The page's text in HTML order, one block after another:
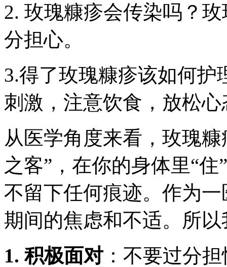
2. 玫瑰糠疹会传染吗？
分担心。
3.得了玫瑰糠疹该如何
刺激，注意饮食，放松
从医学角度来看，玫瑰
之客”，在你的身体里“
不留下任何痕迹。作为
期间的焦虑和不适。所
1. 积极面对：不要过分